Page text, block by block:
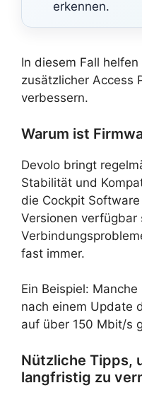
erkennen.
In diesem Fall
zusätzlicher Access
verbessern.
Warum ist
Devolo bringt
Stabilität und
die Cockpit
Versionen verfügbar
fast immer.
Ein Beispiel:
nach einem Update
auf über 150 Mbit/s
Nützliche Tipps,
langfristig zu